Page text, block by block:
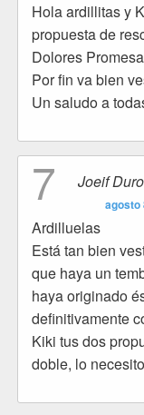
Hola ardillitas y
propuesta de
Dolores
Por fin va bien
Un saludo a
7 Joeif
agosto
Ardilluelas
Está tan bien
que haya un
haya originado
definitivamente
Kiki tus dos
doble, lo